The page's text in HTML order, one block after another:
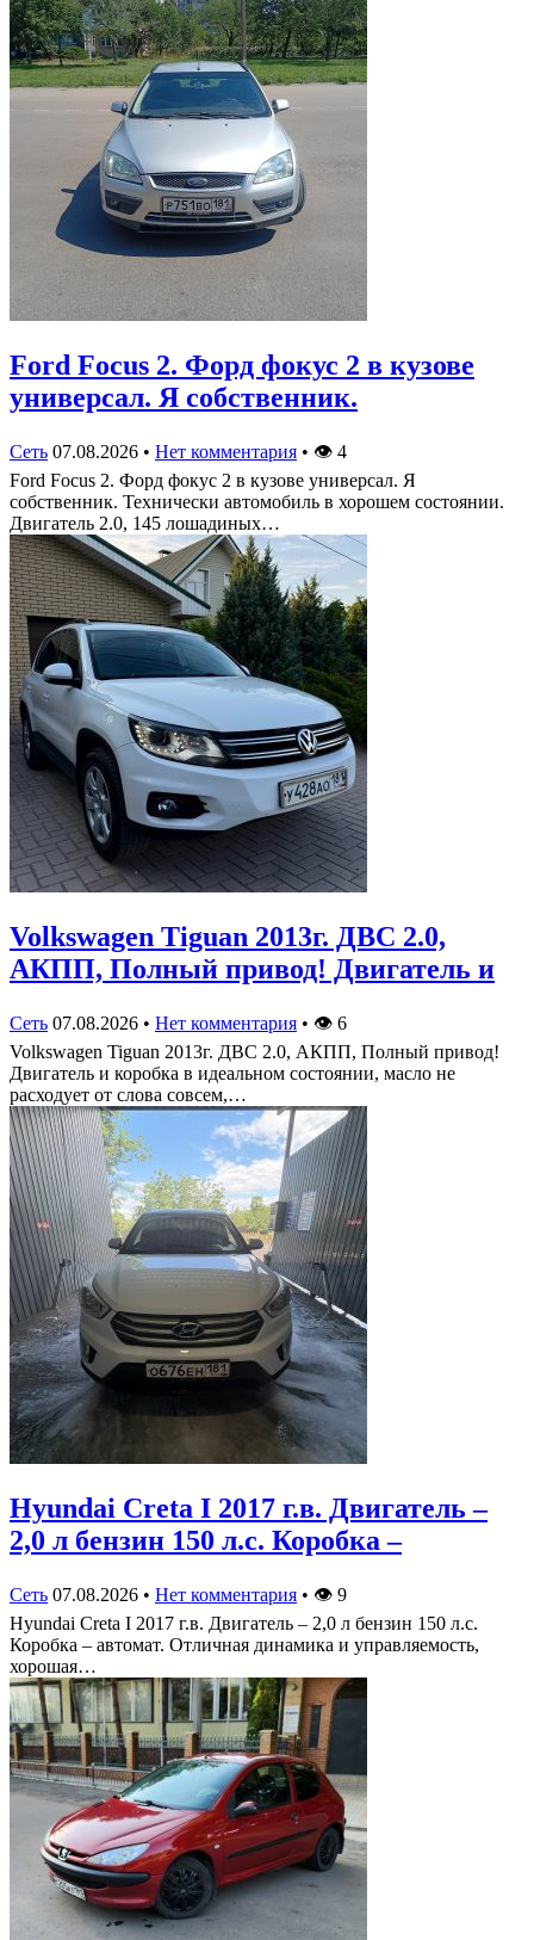
Ford Focus 2. Форд фокус 2 в кузове
универсал. Я собственник.
Сеть 07.08.2026 • Нет комментария • 👁 4
Ford Focus 2. Форд фокус 2 в кузове универсал. Я
собственник. Технически автомобиль в хорошем состоянии.
Двигатель 2.0, 145 лошадиных…
Volkswagen Tiguan 2013г. ДВС 2.0,
АКПП, Полный привод! Двигатель и
Сеть 07.08.2026 • Нет комментария • 👁 6
Volkswagen Tiguan 2013г. ДВС 2.0, АКПП, Полный привод!
Двигатель и коробка в идеальном состоянии, масло не
расходует от слова совсем,…
Hyundai Creta I 2017 г.в. Двигатель –
2,0 л бензин 150 л.с. Коробка –
Сеть 07.08.2026 • Нет комментария • 👁 9
Hyundai Creta I 2017 г.в. Двигатель – 2,0 л бензин 150 л.с.
Коробка – автомат. Отличная динамика и управляемость,
хорошая…